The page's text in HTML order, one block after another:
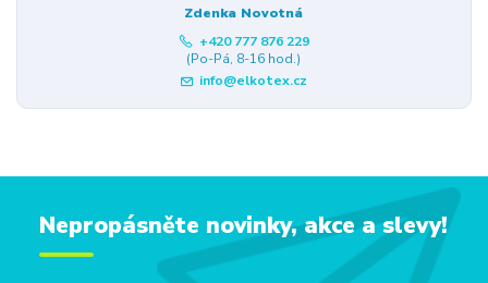
Zdenka Novotná
+420 777 876 229
(Po-Pá, 8-16 hod.)
info@elkotex.cz
Nepropásněte novinky, akce a slevy!